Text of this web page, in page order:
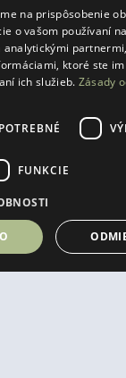
r. o.
mám záujem
na prispôsobenie
o vašom používaní
ktoré ste
ich služieb. Zásady
FUNKCIE